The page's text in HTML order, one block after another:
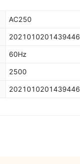
AC250
2021010201439446
60Hz
2500
2021010201439446